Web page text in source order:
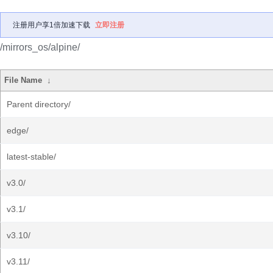
注册用户享1倍加速下载 立即注册
/mirrors_os/alpine/
File Name ↓
Parent directory/
edge/
latest-stable/
v3.0/
v3.1/
v3.10/
v3.11/